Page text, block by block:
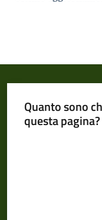
Quanto sono
questa pagina?